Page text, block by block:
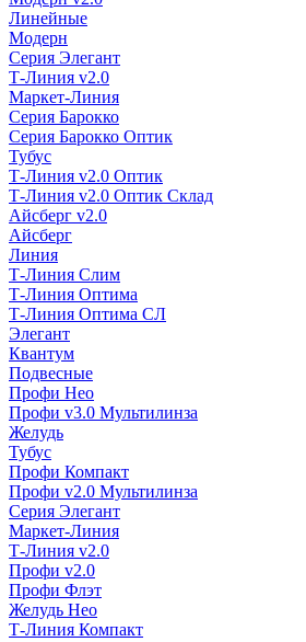
Линейные
Модерн
Серия Элегант
Т-Линия v2.0
Маркет-Линия
Серия Барокко
Серия Барокко Оптик
Тубус
Т-Линия v2.0 Оптик
Т-Линия v2.0 Оптик Склад
Айсберг v2.0
Айсберг
Линия
Т-Линия Слим
Т-Линия Оптима
Т-Линия Оптима СЛ
Элегант
Квантум
Подвесные
Профи Нео
Профи v3.0 Мультилинза
Желудь
Тубус
Профи Компакт
Профи v2.0 Мультилинза
Серия Элегант
Маркет-Линия
Т-Линия v2.0
Профи v2.0
Профи Флэт
Желудь Нео
Т-Линия Компакт